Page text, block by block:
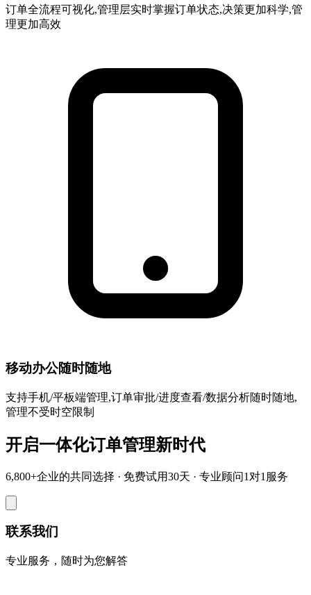
订单全流程可视化,管理层实时掌握订单状态,决策更加科学,管
理更加高效
移动办公随时随地
支持手机/平板端管理,订单审批/进度查看/数据分析随时随地,
管理不受时空限制
开启一体化订单管理新时代
6,800+企业的共同选择 · 免费试用30天 · 专业顾问1对1服务
联系我们
专业服务，随时为您解答